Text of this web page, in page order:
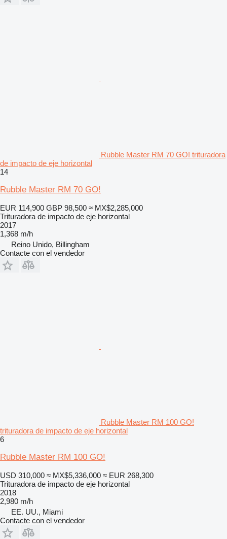
Rubble Master RM 70 GO! trituradora
de impacto de eje horizontal
14
Rubble Master RM 70 GO!
EUR 114,900 GBP 98,500 ≈ MX$2,285,000
Trituradora de impacto de eje horizontal
2017
1,368 m/h
Reino Unido, Billingham
Contacte con el vendedor
Rubble Master RM 100 GO!
trituradora de impacto de eje horizontal
6
Rubble Master RM 100 GO!
USD 310,000 ≈ MX$5,336,000 ≈ EUR 268,300
Trituradora de impacto de eje horizontal
2018
2,980 m/h
EE. UU., Miami
Contacte con el vendedor